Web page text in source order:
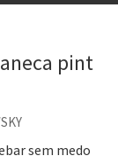
pint
sem medo